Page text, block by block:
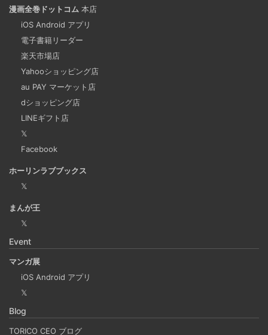
2025-03-21
についてご紹介します。 Slackでは、業務で決めたことや会
議の開始前にリマインダーを設定しておくと、とても便利
です。 忙しいと、いくらスケジュールを頭に入れていて
も、仕事に没頭してしまい、他の業務や会議の開始時間を
過ぎてしまうことがあります。そんな経験がある方には、
この機能が非常に役立つと思います。
Laravelを使って簡単にReactを開発できる環境を作
成する
2025-03-18
Laravelを使って簡単にReactの開発環境を構築する。 以前
はPython（Django）＋React（TypeScript）で挫折した
が、今回は得意なPHP（Laravel）をバックエンドにするこ
とで、Reactの学習に集中できる環境を整える。 また、低
コストで構築し、トラブル時の原因特定を容易にすること
を目的としています。
漫画全巻ドットコム 本店
iOS Android アプリ
電子書籍リーダー
楽天市場店
Yahooショッピング店
au PAY マーケット店
dショッピング店
LINEギフト店
𝕏
Facebook
ホーリンラブブックス
𝕏
まんが王
𝕏
Event
マンガ展
iOS Android アプリ
𝕏
Blog
TORICO CEO ブログ